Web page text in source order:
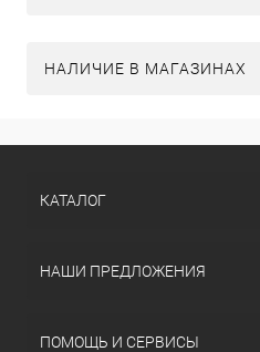
НАЛИЧИЕ В МАГАЗИНАХ
КАТАЛОГ
НАШИ ПРЕДЛОЖЕНИЯ
ПОМОЩЬ И СЕРВИСЫ